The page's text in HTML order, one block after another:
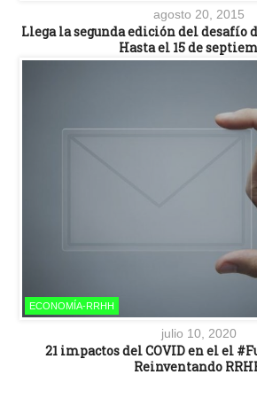
agosto 20, 2015
Llega la segunda edición del desafío
Hasta el 15 de
ECONOMÍA-RRHH
julio 10, 2020
21 impactos del COVID en el el
Reinventando